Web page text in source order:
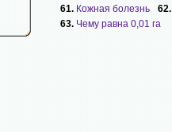
61. Кожная болезнь
63. Чему равна 0,01 га